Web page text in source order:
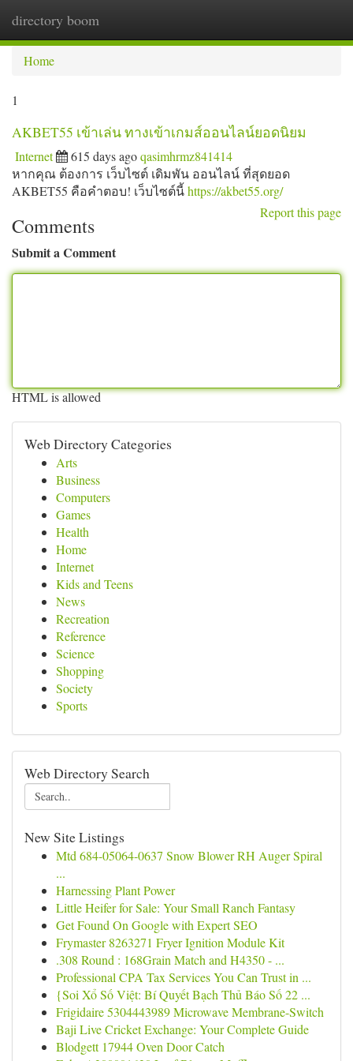
directory boom
Home
1
AKBET55 เข้าเล่น ทางเข้าเกมส์ออนไลน์ยอดนิยม
Internet 615 days agoqasimhrmz841414
หากคุณ ต้องการ เว็บไซต์ เดิมพัน ออนไลน์ ที่สุดยอด
AKBET55 คือคำตอบ! เว็บไซต์นี้https://akbet55.org/
Report this page
Comments
Submit a Comment
HTML is allowed
Web Directory Categories
Arts
Business
Computers
Games
Health
Home
Internet
Kids and Teens
News
Recreation
Reference
Science
Shopping
Society
Sports
Web Directory Search
New Site Listings
Mtd 684-05064-0637 Snow Blower RH Auger Spiral
...
Harnessing Plant Power
Little Heifer for Sale: Your Small Ranch Fantasy
Get Found On Google with Expert SEO
Frymaster 8263271 Fryer Ignition Module Kit
.308 Round : 168Grain Match and H4350 - ...
Professional CPA Tax Services You Can Trust in ...
{Soi Xổ Số Việt: Bí Quyết Bạch Thủ Báo Số 22 ...
Frigidaire 5304443989 Microwave Membrane-Switch
Baji Live Cricket Exchange: Your Complete Guide
Blodgett 17944 Oven Door Catch